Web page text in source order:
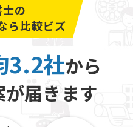
の
ら比較ビズ
3.2社から
届きます